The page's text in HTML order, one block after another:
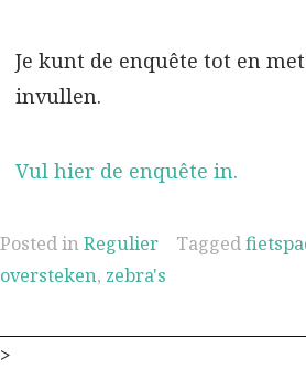
Je kunt de enquête tot en
invullen.
Vul hier de enquête in.
Posted in Regulier Tagged
oversteken, zebra's
>